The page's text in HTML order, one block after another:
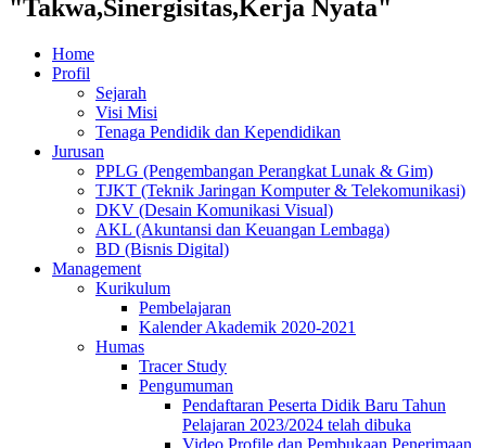
"Takwa,Sinergisitas,Kerja Nyata"
Home
Profil
Sejarah
Visi Misi
Tenaga Pendidik dan Kependidikan
Jurusan
PPLG (Pengembangan Perangkat Lunak & Gim)
TJKT (Teknik Jaringan Komputer & Telekomunikasi)
DKV (Desain Komunikasi Visual)
AKL (Akuntansi dan Keuangan Lembaga)
BD (Bisnis Digital)
Management
Kurikulum
Pembelajaran
Kalender Akademik 2020-2021
Humas
Tracer Study
Pengumuman
Pendaftaran Peserta Didik Baru Tahun
Pelajaran 2023/2024 telah dibuka
Video Profile dan Pembukaan Penerimaan